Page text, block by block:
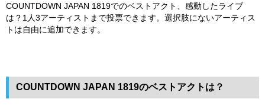
COUNTDOWN JAPAN 1819でのベストアクト、感動したライブ
は？1人3アーティストまで投票できます。選択肢にないアーティス
トは自由に追加できます。
COUNTDOWN JAPAN 1819のベストアクトは？